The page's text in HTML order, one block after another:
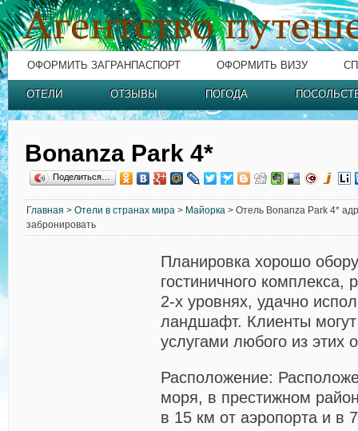
ОФОРМИТЬ ЗАГРАНПАСПОРТ ОФОРМИТЬ ВИЗУ
ОТЕЛИ ОТЗЫВЫ ПОГОДА
Bonanza Park 4*
Поделиться…
Главная > Отели в странах мира > Майорка > Отель Bonanza Park 4*
забронировать
Планировка хорошо
гостиничного комплекса,
2-х уровнях, удачно
ландшафт. Клиенты могут
услугами любого из этих
Расположение:
моря, в престижном
в 15 км от аэропорта и в